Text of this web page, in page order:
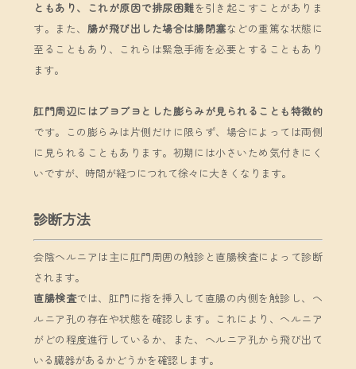
ともあり、これが原因で排尿困難を引き起こすことがありま
す。また、 腸が飛び出した場合は腸閉塞などの重篤な状態に
至ることもあり、これらは緊急手術を必要とすることもあり
ます。
肛門周辺にはブヨブヨとした膨らみが見られることも特徴的
です。この膨らみは片側だけに限らず、場合によっては両側
に見られることもあります。初期には小さいため気付きにく
いですが、時間が経つにつれて徐々に大きくなります。
診断方法
会陰ヘルニアは主に肛門周囲の触診と直腸検査によって診断
されます。
直腸検査では、肛門に指を挿入して直腸の内側を触診し、ヘ
ルニア孔の存在や状態を確認します。これにより、ヘルニア
がどの程度進行しているか、また、ヘルニア孔から飛び出て
いる臓器があるかどうかを確認します。